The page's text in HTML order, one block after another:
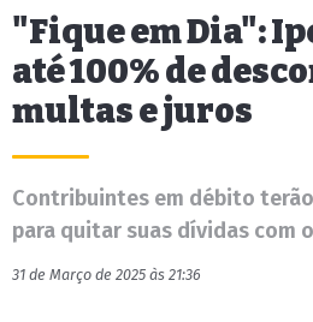
"Fique em Dia":
até 100% de
multas e juros
Contribuintes em débito
para quitar suas dívidas com
31 de Março de 2025 às 21:36